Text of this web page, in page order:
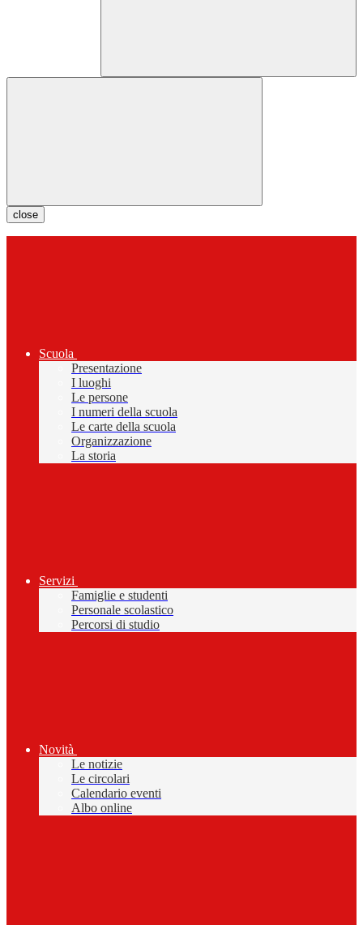
close
Scuola
Presentazione
I luoghi
Le persone
I numeri della scuola
Le carte della scuola
Organizzazione
La storia
Servizi
Famiglie e studenti
Personale scolastico
Percorsi di studio
Novità
Le notizie
Le circolari
Calendario eventi
Albo online